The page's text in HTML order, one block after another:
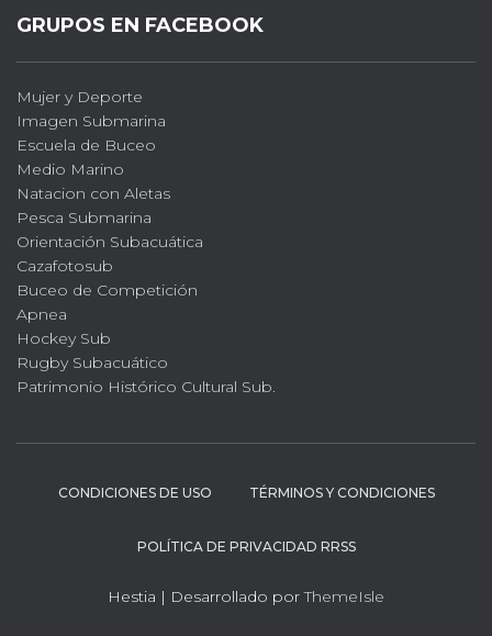
GRUPOS EN FACEBOOK
Mujer y Deporte
Imagen Submarina
Escuela de Buceo
Medio Marino
Natacion con Aletas
Pesca Submarina
Orientación Subacuática
Cazafotosub
Buceo de Competición
Apnea
Hockey Sub
Rugby Subacuático
Patrimonio Histórico Cultural Sub.
CONDICIONES DE USO TÉRMINOS Y CONDICIONES
POLÍTICA DE PRIVACIDAD RRSS
Hestia | Desarrollado porThemeIsle